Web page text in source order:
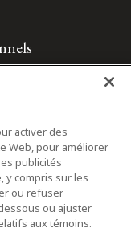
activer des
Web, pour améliorer
publicités
y compris sur les
ou refuser
ou ajuster
aux témoins.